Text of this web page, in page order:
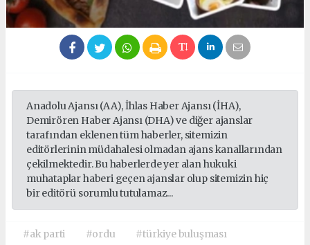
Anadolu Ajansı (AA), İhlas Haber Ajansı (İHA),
Demirören Haber Ajansı (DHA) ve diğer ajanslar
tarafından eklenen tüm haberler, sitemizin
editörlerinin müdahalesi olmadan ajans kanallarından
çekilmektedir. Bu haberlerde yer alan hukuki
muhataplar haberi geçen ajanslar olup sitemizin hiç
bir editörü sorumlu tutulamaz...
#ak parti #ordu #türkiye buluşması